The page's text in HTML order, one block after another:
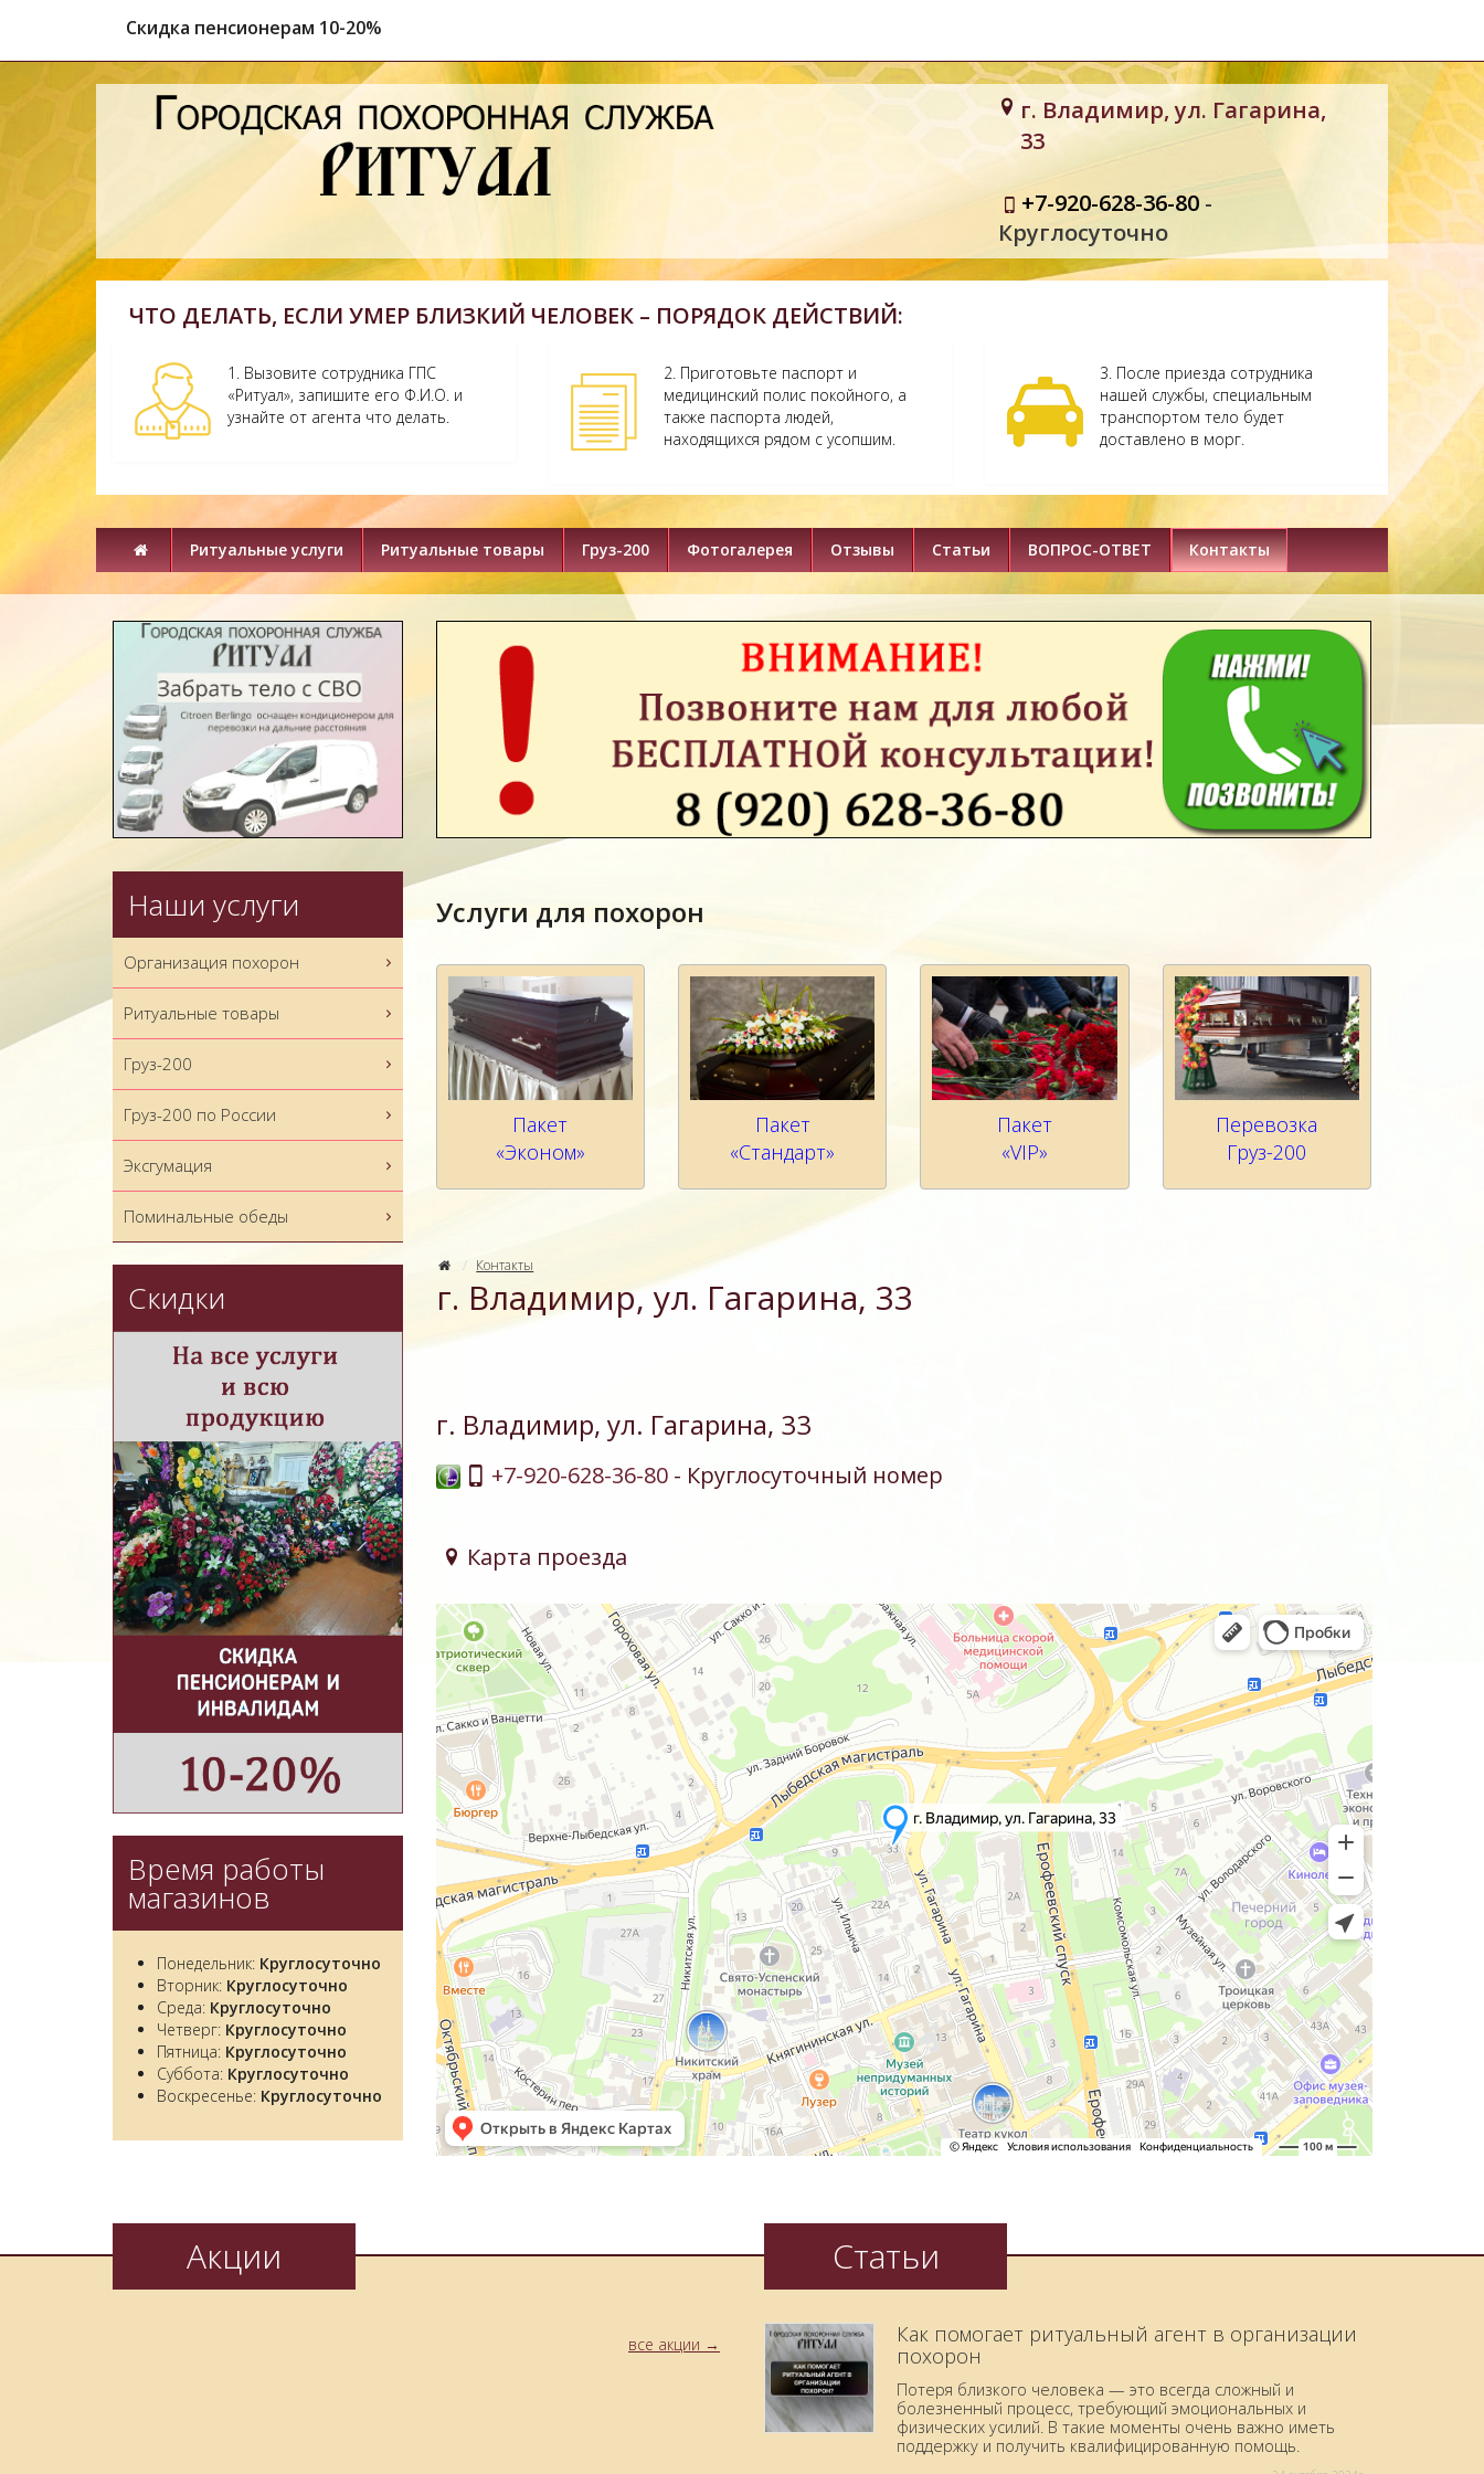
Скидка пенсионерам 10-20%
г. Владимир, ул. Гагарина,
33
+7-920-628-36-80-
Круглосуточно
ЧТО ДЕЛАТЬ, ЕСЛИ УМЕР БЛИЗКИЙ ЧЕЛОВЕК – ПОРЯДОК ДЕЙСТВИЙ:
1. Вызовите сотрудника ГПС
«Ритуал», запишите его Ф.И.О. и
узнайте от агента что делать.
2. Приготовьте паспорт и
медицинский полис покойного, а
также паспорта людей,
находящихся рядом с усопшим.
3. После приезда сотрудника
нашей службы, специальным
транспортом тело будет
доставлено в морг.
Ритуальные услуги Ритуальные товары Груз-200 Фотогалерея Отзывы Статьи ВОПРОС-ОТВЕТ Контакты
Услуги для похорон
Пакет
«Эконом»
Пакет
«Стандарт»
Пакет
«VIP»
Перевозка
Груз-200
Контакты
г. Владимир, ул. Гагарина, 33
г. Владимир, ул. Гагарина, 33
+7-920-628-36-80- Круглосуточный номер
Карта проезда
Наши услуги
Организация похорон
Ритуальные товары
Груз-200
Груз-200 по России
Эксгумация
Поминальные обеды
Скидки
Время работы
магазинов
Понедельник: Круглосуточно
Вторник: Круглосуточно
Среда: Круглосуточно
Четверг: Круглосуточно
Пятница: Круглосуточно
Суббота: Круглосуточно
Воскресенье: Круглосуточно
Акции
все акции
Статьи
Как помогает ритуальный агент в организации
похорон
Потеря близкого человека — это всегда сложный и
болезненный процесс, требующий эмоциональных и
физических усилий. В такие моменты очень важно иметь
поддержку и получить квалифицированную помощь.